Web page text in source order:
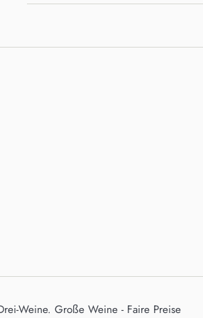
Weine. Große Weine - Faire Preise